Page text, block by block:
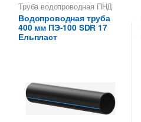
Труба водопроводная ПНД
400 мм
Водопроводная труба
400 мм ПЭ-100 SDR 17
Ельпласт